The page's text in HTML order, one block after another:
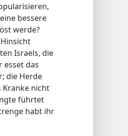
bessere
werde?
Israels, die
esset das
die Herde
Kranke nicht
führtet
habt ihr